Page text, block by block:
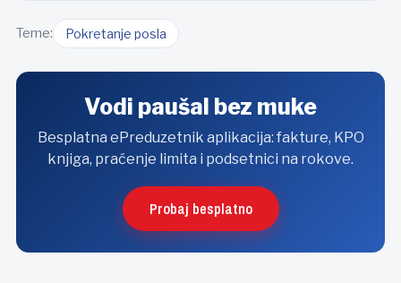
Teme: Pokretanje posla
Vodi paušal bez muke
Besplatna ePreduzetnik aplikacija: fakture, KPO
knjiga, praćenje limita i podsetnici na rokove.
Probaj besplatno